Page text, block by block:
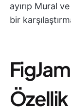
ayırıp Mural
bir
Özellik